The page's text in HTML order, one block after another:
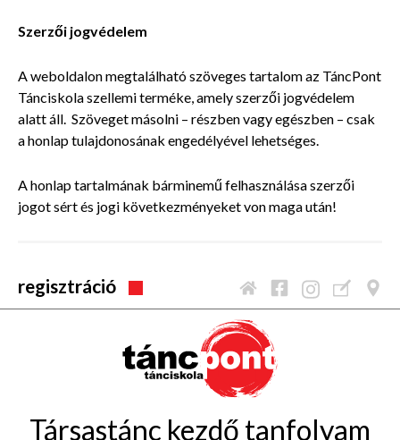
Szerzői jogvédelem
A weboldalon megtalálható szöveges tartalom az TáncPont
Tánciskola szellemi terméke, amely szerzői jogvédelem
alatt áll. Szöveget másolni – részben vagy egészben – csak
a honlap tulajdonosának engedélyével lehetséges.
A honlap tartalmának bárminemű felhasználása szerzői
jogot sért és jogi következményeket von maga után!
regisztráció
Társastánc kezdő tanfolyam